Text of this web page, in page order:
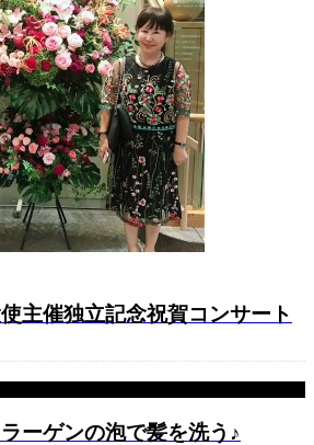
主催独立記念祝賀コンサート
ーゲンの泡で髪を洗う♪